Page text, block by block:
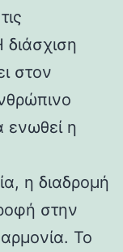
στον
ενωθεί η
η διαδρομή
στην
Το